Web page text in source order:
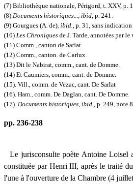
(7) Bibliothèque nationale, Périgord, t. XXV, p.
(8) Documents historiques..., ibid, p. 241.
(9) Gourgues (A. de), ibid., p. 31, sans indication
(10) Les Chroniques de J. Tarde, annotées par le
(11) Comm., canton de Sarlat.
(12) Comm., canton. de Carlux.
(13) Dit le Nabirat, comm., cant. de Domme.
(14) Et Caumiers, comm., cant. de Domme.
(15). Vill., comm. de Vezac, cant. De Sarlat
(16). Ham., comm. De Daglan, cant. De Domme.
(17). Documents historiques, ibid ., p. 249, note 8.
pp. 236-238
Le jurisconsulte poète Antoine Loisel
constituée par Henri III, après le traité
l'une à l'ouverture de la Chambre (4